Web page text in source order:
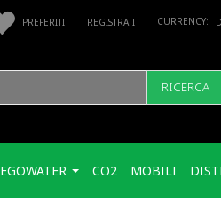
PREFERITI REGISTRATI
RICERCA
CO2 MOBILI